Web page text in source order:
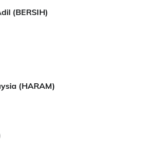
(BERSIH)
(HARAM)